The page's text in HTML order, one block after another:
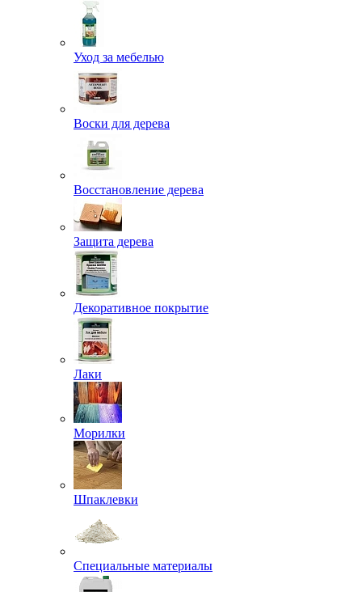
Уход за мебелью
Воски для дерева
Восстановление дерева
Защита дерева
Декоративное покрытие
Лаки
Морилки
Шпаклевки
Специальные материалы